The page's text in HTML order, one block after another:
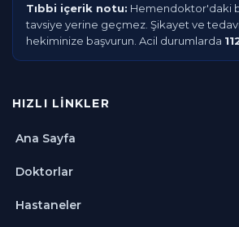
Tıbbi içerik notu: Hemendoktor'daki
tavsiye yerine geçmez. Şikayet ve
hekiminize başvurun. Acil durumlarda
HIZLI LINKLER
Ana Sayfa
Doktorlar
Hastaneler